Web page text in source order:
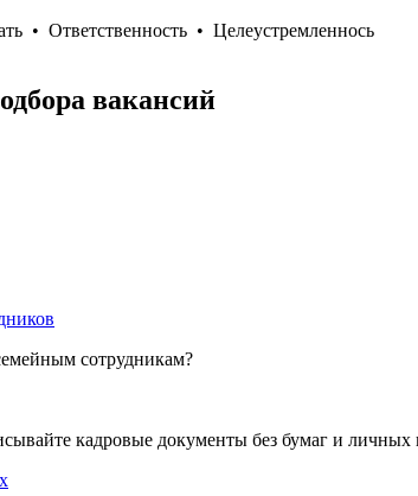
• Ответственность • Целеустремленнось
вакансий
сотрудникам?
кадровые документы без бумаг и личных